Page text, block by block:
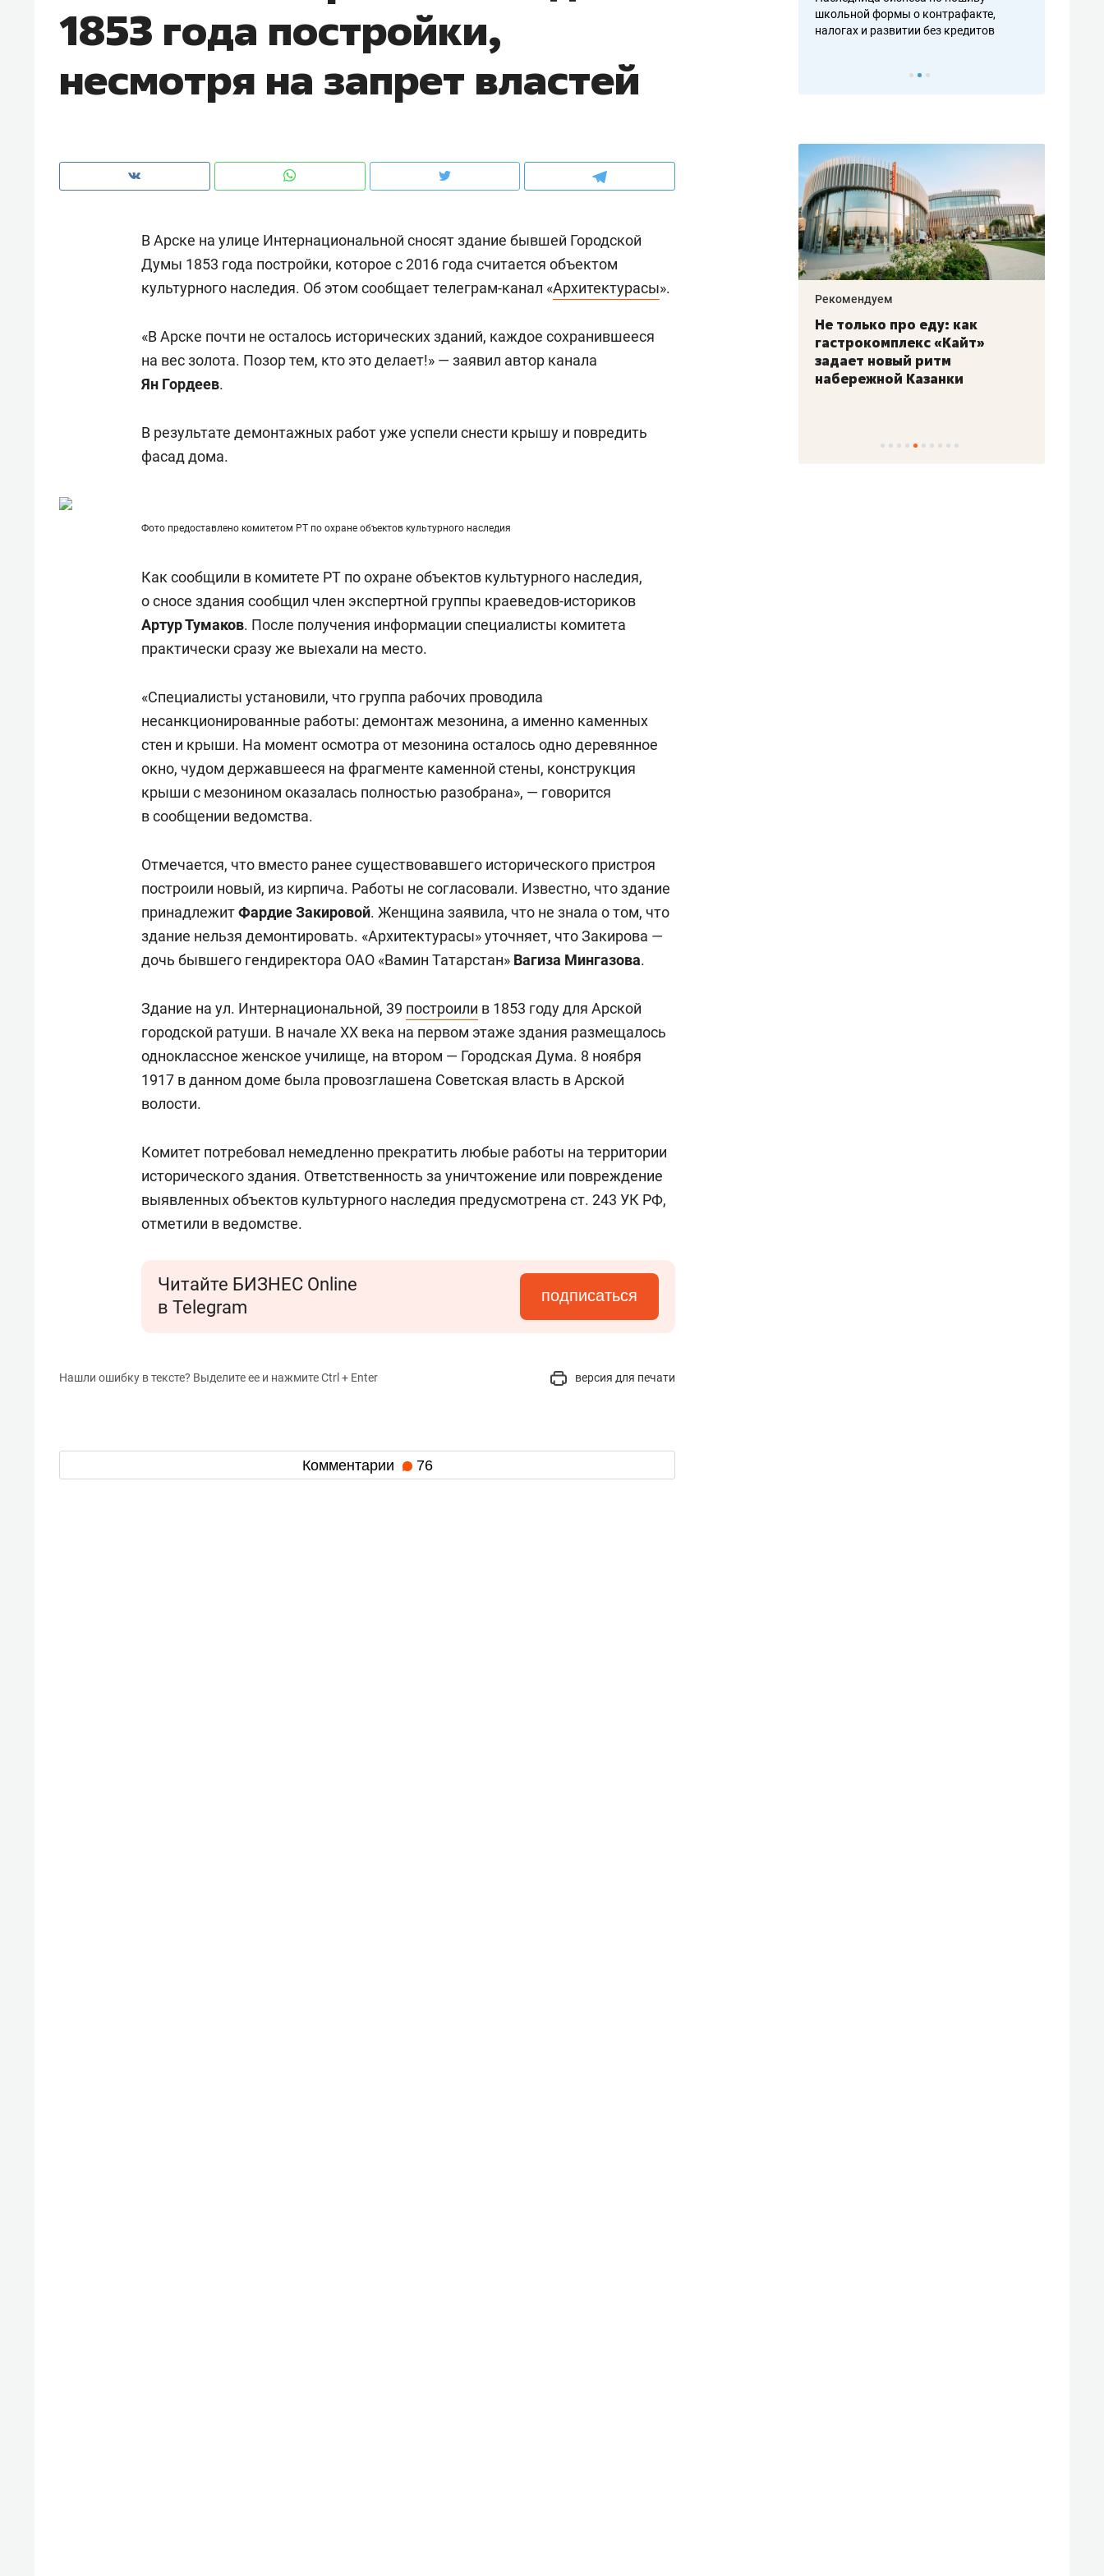
1853 года постройки,
несмотря на запрет властей
В Арске на улице Интернациональной сносят здание бывшей Городской
Думы 1853 года постройки, которое с 2016 года считается объектом
культурного наследия. Об этом сообщает телеграм-канал «Архитектурасы».
«В Арске почти не осталось исторических зданий, каждое сохранившееся
на вес золота. Позор тем, кто это делает!» — заявил автор канала
Ян Гордеев.
В результате демонтажных работ уже успели снести крышу и повредить
фасад дома.
Фото предоставлено комитетом РТ по охране объектов культурного наследия
Как сообщили в комитете РТ по охране объектов культурного наследия,
о сносе здания сообщил член экспертной группы краеведов-историков
Артур Тумаков. После получения информации специалисты комитета
практически сразу же выехали на место.
«Специалисты установили, что группа рабочих проводила
несанкционированные работы: демонтаж мезонина, а именно каменных
стен и крыши. На момент осмотра от мезонина осталось одно деревянное
окно, чудом державшееся на фрагменте каменной стены, конструкция
крыши с мезонином оказалась полностью разобрана», — говорится
в сообщении ведомства.
Отмечается, что вместо ранее существовавшего исторического пристроя
построили новый, из кирпича. Работы не согласовали. Известно, что здание
принадлежитФардие Закировой. Женщина заявила, что не знала о том, что
здание нельзя демонтировать. «Архитектурасы» уточняет, что Закирова —
дочь бывшего гендиректора ОАО «Вамин Татарстан» Вагиза Мингазова.
Здание на ул. Интернациональной, 39 построили в 1853 году для Арской
городской ратуши. В начале XX века на первом этаже здания размещалось
одноклассное женское училище, на втором — Городская Дума. 8 ноября
1917 в данном доме была провозглашена Советская власть в Арской
волости.
Комитет потребовал немедленно прекратить любые работы на территории
исторического здания. Ответственность за уничтожение или повреждение
выявленных объектов культурного наследия предусмотрена ст. 243 УК РФ,
отметили в ведомстве.
Читайте БИЗНЕС Online
в Telegram
подписаться
Нашли ошибку в тексте? Выделите ее и нажмите Ctrl + Enter версия для печати
Комментарии 76
рынки, почему надо знать аксакалов и
чем интересен Оман?
школьной формы о контрафакте,
налогах и развитии без кредитов
Рекомендуем
природе, работа
с ментальным и физическим
состоянием как основа
антихрупких команд
и вагон с чак-чаком: как
в Менделеевске прошла
Рекомендуем
30 метров»: как «Водоканал»
лечит подземные артерии
Рекомендуем
Не только про еду: как
гастрокомплекс «Кайт»
задает новый ритм
набережной Казанки